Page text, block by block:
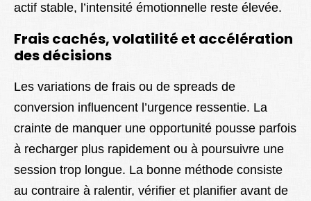
actif stable, l’intensité émotionnelle reste élevée.
Frais cachés, volatilité et accélération
des décisions
Les variations de frais ou de spreads de
conversion influencent l’urgence ressentie. La
crainte de manquer une opportunité pousse parfois
à recharger plus rapidement ou à poursuivre une
session trop longue. La bonne méthode consiste
au contraire à ralentir, vérifier et planifier avant de